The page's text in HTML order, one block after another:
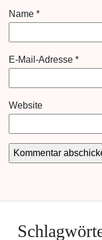
Name *
E-Mail-Adresse *
Website